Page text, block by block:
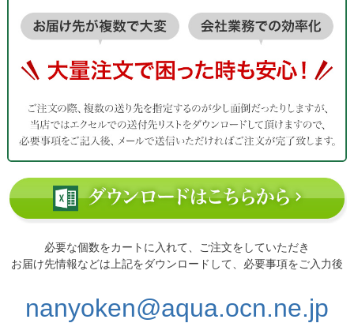
必要な個数をカートに入れて、ご注文をしていただき
お届け先情報などは上記をダウンロードして、必要事項をご入力後
nanyoken@aqua.ocn.ne.jp